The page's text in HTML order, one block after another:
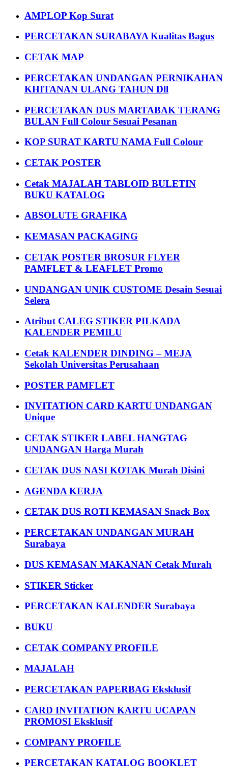
AMPLOP Kop Surat
PERCETAKAN SURABAYA Kualitas Bagus
CETAK MAP
PERCETAKAN UNDANGAN PERNIKAHAN
KHITANAN ULANG TAHUN Dll
PERCETAKAN DUS MARTABAK TERANG
BULAN Full Colour Sesuai Pesanan
KOP SURAT KARTU NAMA Full Colour
CETAK POSTER
Cetak MAJALAH TABLOID BULETIN
BUKU KATALOG
ABSOLUTE GRAFIKA
KEMASAN PACKAGING
CETAK POSTER BROSUR FLYER
PAMFLET & LEAFLET Promo
UNDANGAN UNIK CUSTOME Desain Sesuai
Selera
Atribut CALEG STIKER PILKADA
KALENDER PEMILU
Cetak KALENDER DINDING – MEJA
Sekolah Universitas Perusahaan
POSTER PAMFLET
INVITATION CARD KARTU UNDANGAN
Unique
CETAK STIKER LABEL HANGTAG
UNDANGAN Harga Murah
CETAK DUS NASI KOTAK Murah Disini
AGENDA KERJA
CETAK DUS ROTI KEMASAN Snack Box
PERCETAKAN UNDANGAN MURAH
Surabaya
DUS KEMASAN MAKANAN Cetak Murah
STIKER Sticker
PERCETAKAN KALENDER Surabaya
BUKU
CETAK COMPANY PROFILE
MAJALAH
PERCETAKAN PAPERBAG Eksklusif
CARD INVITATION KARTU UCAPAN
PROMOSI Eksklusif
COMPANY PROFILE
PERCETAKAN KATALOG BOOKLET